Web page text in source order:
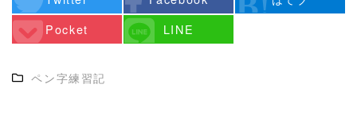
Pocket
LINE
ペン字練習記